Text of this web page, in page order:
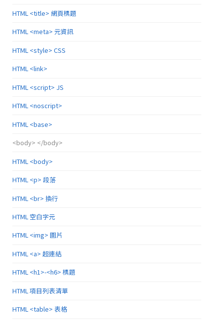
HTML <title> 網頁標題
HTML <meta> 元資訊
HTML <style> CSS
HTML <link>
HTML <script> JS
HTML <noscript>
HTML <base>
<body> </body>
HTML <body>
HTML <p> 段落
HTML <br> 換行
HTML 空白字元
HTML <img> 圖片
HTML <a> 超連結
HTML <h1>-<h6> 標題
HTML 項目列表清單
HTML <table> 表格